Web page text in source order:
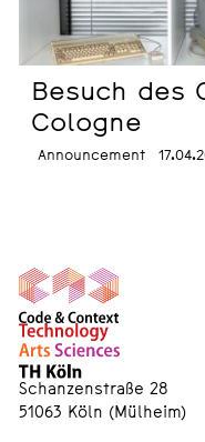
Besuch des
Cologne
Announcement
Schanzenstraße 28
51063 Köln (Mülheim)